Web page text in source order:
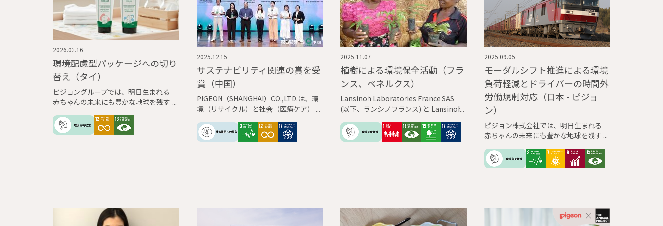
2026.03.16
環境配慮型パッケージへの切り
替え（タイ）
ピジョングループでは、明日生まれる
赤ちゃんの未来にも豊かな地球を残す
Action Plan」を策定し、環境負荷軽減
に取り組んでいます。
2025.12.15
サステナビリティ関連の賞を受
賞（中国）
PIGEON（SHANGHAI）CO.,LTD.は、環
境（リサイクル）と社会（医療ケア）
国内の2つの賞から高く評価されまし
た。
2025.11.07
植樹による環境保全活動（フラ
ンス、ベネルクス）
Lansinoh Laboratories France SAS
(以下、ランシノフランス) と Lansinoh
ノベネルクス)は、赤ちゃんにやさしい
未来像における「赤ちゃんが環境危機
2025.09.05
モーダルシフト推進による環境
負荷軽減とドライバーの時間外
労働規制対応（日本 - ピジョ
ン）
ピジョン株式会社では、明日生まれる
赤ちゃんの未来にも豊かな地球を残す
Action Plan」を策定し、環境負荷軽減
に取り組んでいます。